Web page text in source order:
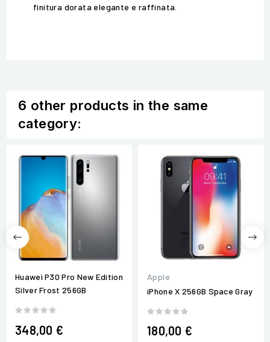
finitura dorata elegante e raffinata.
6 other products in the same
category:
Huawei P30 Pro New Edition
Silver Frost 256GB
348,00 €
Apple
iPhone X 256GB Space Gray
180,00 €